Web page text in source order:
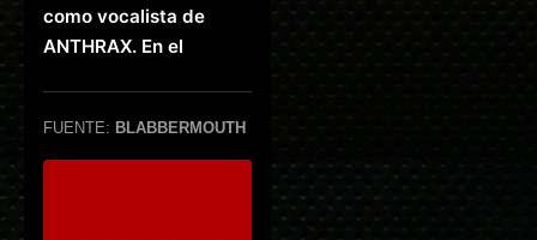
como vocalista de
ANTHRAX. En el
FUENTE: BLABBERMOUTH